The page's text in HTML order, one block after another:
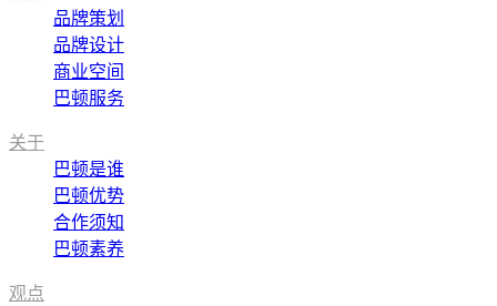
品牌策划
品牌设计
商业空间
巴顿服务
关于
巴顿是谁
巴顿优势
合作须知
巴顿素养
观点